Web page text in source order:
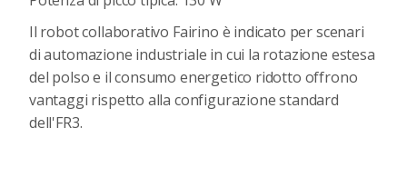
Il robot collaborativo Fairino è indicato per scenari
di automazione industriale in cui la rotazione estesa
del polso e il consumo energetico ridotto offrono
vantaggi rispetto alla configurazione standard
dell'FR3.